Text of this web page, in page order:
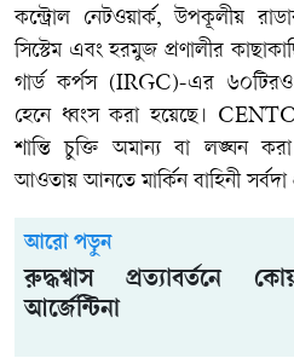
কন্ট্রোল নেটওয়ার্ক, উপকূলীয়
সিস্টেম এবং হরমুজ প্রণালীর
গার্ড কর্পস (IRGC)-এর
হেনে ধ্বংস করা হয়েছে।
শান্তি চুক্তি অমান্য বা লঙ্ঘন
আওতায় আনতে মার্কিন বাহিনী সর্বদা
আরো পড়ুন
রুদ্ধশ্বাস প্রত্যাবর্তনে
আর্জেন্টিনা